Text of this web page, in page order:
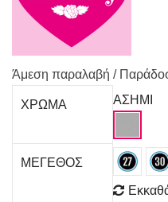
Άμεση παραλαβή /
ΧΡΩΜΑ ΑΣΗΜΙ
ΜΕΓΕΘΟΣ